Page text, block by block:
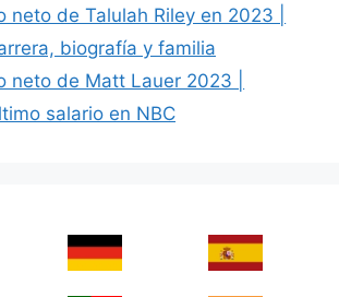
neto de Talulah Riley en 2023 |
biografía y familia
neto de Matt Lauer 2023 |
salario en NBC